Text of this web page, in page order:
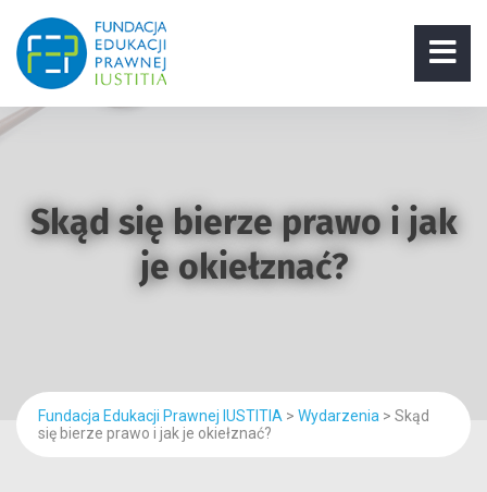
Skąd się bierze prawo i jak
je okiełznać?
Fundacja Edukacji Prawnej IUSTITIA > Wydarzenia > Skąd
się bierze prawo i jak je okiełznać?